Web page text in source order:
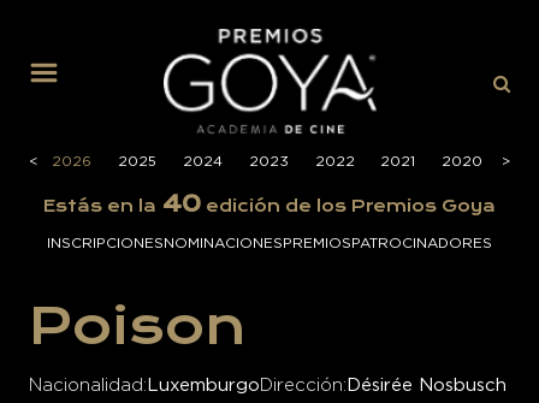
< 2026 2025 2024 2023 2022 2021 2020 >
Estás en la 40 edición de los Premios Goya
INSCRIPCIONESNOMINACIONESPREMIOSPATROCINADORES
Poison
Nacionalidad Luxemburgo Dirección Désirée Nosbusch